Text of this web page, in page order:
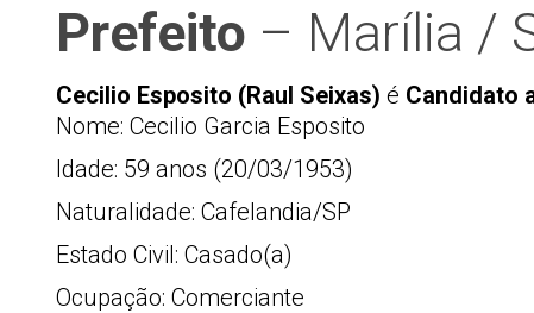
Prefeito – Marília /
Cecilio Esposito (Raul Seixas) é Candidato
Nome: Cecilio Garcia Esposito
Idade: 59 anos (20/03/1953)
Naturalidade: Cafelandia/SP
Estado Civil: Casado(a)
Ocupação: Comerciante